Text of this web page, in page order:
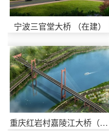
宁波三官堂大桥 （在建）
重庆红岩村嘉陵江大桥（在建）